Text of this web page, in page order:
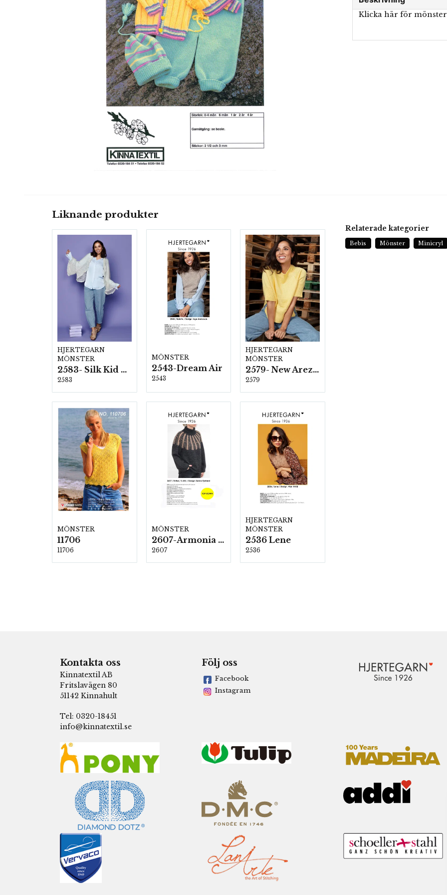
Klicka här för mönster
Liknande produkter
HJERTEGARN
MÖNSTER
2583- Silk Kid Mohair
2583
MÖNSTER
2543-Dream Air
2543
HJERTEGARN
MÖNSTER
2579- New Arezzo
2579
MÖNSTER
11706
11706
MÖNSTER
2607-Armonia och Alpaca 400
2607
HJERTEGARN
MÖNSTER
2536 Lene
2536
Relaterade kategorier
Bebis Mönster Minicryl
Kontakta oss
Kinnatextil AB
Fritslavägen 80
51142 Kinnahult
Tel: 0320-18451
info@kinnatextil.se
Följ oss
Facebook
Instagram